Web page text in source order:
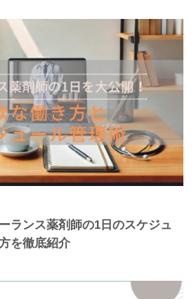
ランス薬剤師の1日のスケジュ
を徹底紹介